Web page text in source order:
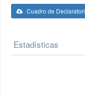
Cuadro de
Estadísticas